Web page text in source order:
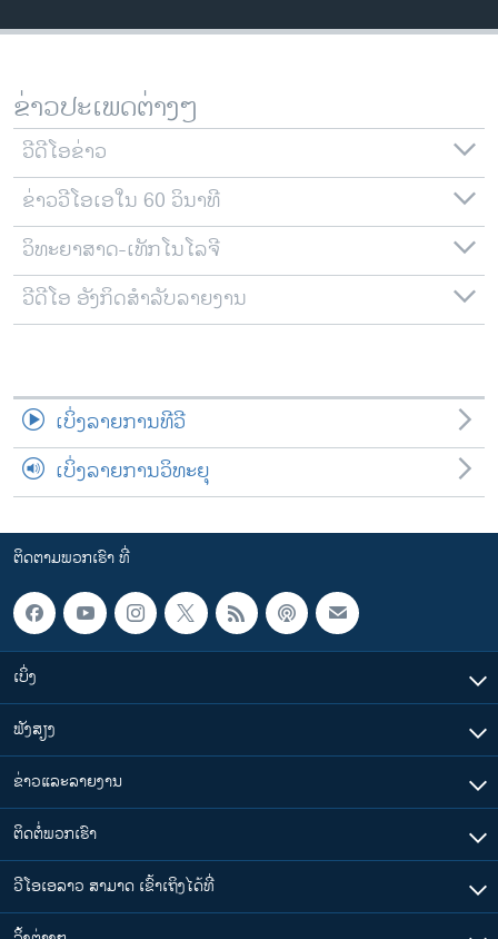
ພາສາອັງກິດ
ສຽງ
ລາຍການກະຈາຍສຽງ
ລາຍງານ
ຕິດຕາມພວກເຮົາ ທີ່
ພາສາຕ່າງໆ
ຂ່າວປະເພດຕ່າງໆ
ວີດີໂອຂ່າວ
ຂ່າວວີໂອເອໃນ 60 ວິນາທີ
ວິທະຍາສາດ-ເທັກໂນໂລຈີ
ວີດີໂອ ອັງກິດສຳລັບລາຍງານ
ເບິ່ງລາຍການທີວີ
ເບິ່ງລາຍການວິທະຍຸ
ຕິດຕາມພວກເຮົາ ທີ່
ເບິ່ງ
ຟັງສຽງ
ຂ່າວແລະລາຍງານ
ຕິດຕໍ່ພວກເຮົາ
ວີໂອເອລາວ ສາມາດ ເຂົ້າເຖິງໄດ້ທີ່